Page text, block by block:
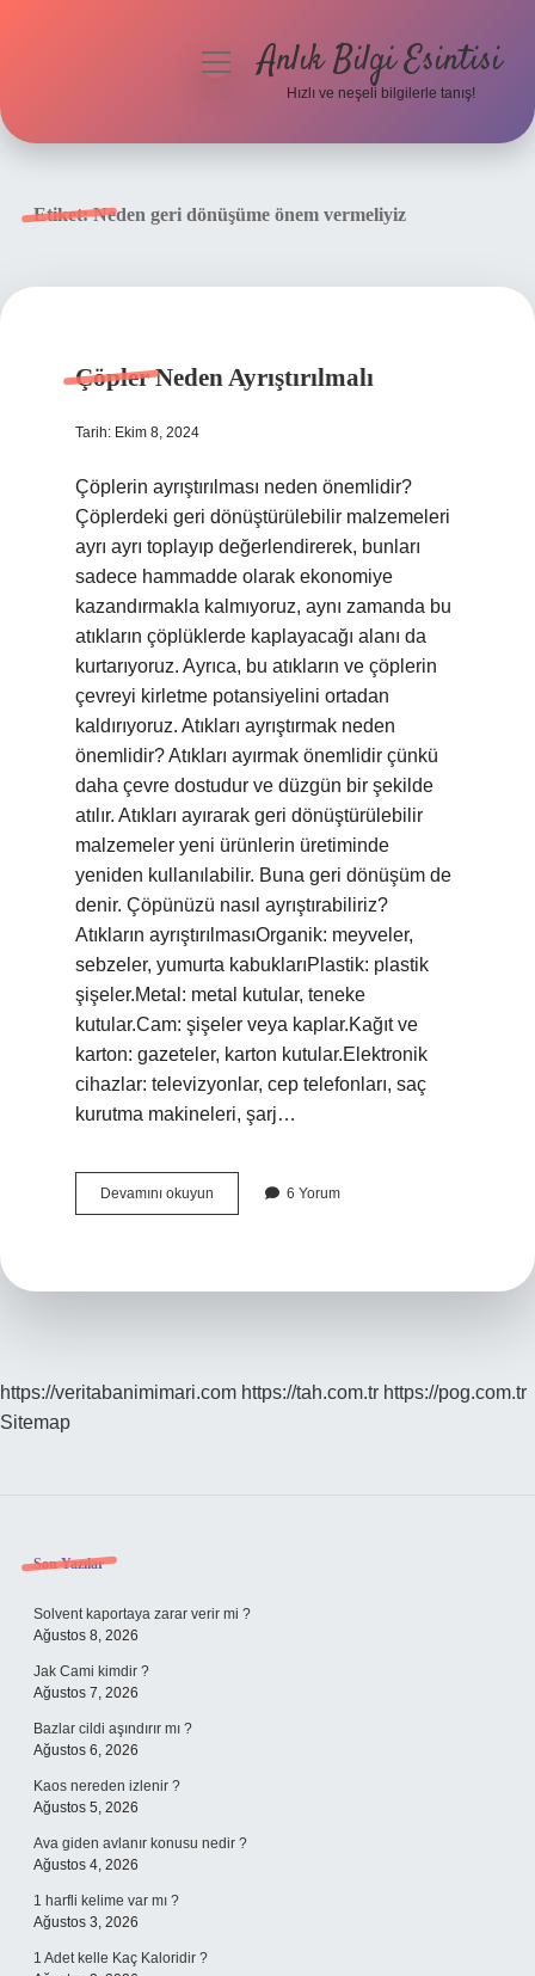
menüyüAnlık Bilgi Esintisi
Hızlı ve neşeli bilgilerle tanış!
Etiket:Neden geri dönüşüme önem vermeliyiz
Çöpler Neden Ayrıştırılmalı
Tarih: Ekim 8, 2024
Çöplerin ayrıştırılması neden önemlidir?
Çöplerdeki geri dönüştürülebilir malzemeleri
ayrı ayrı toplayıp değerlendirerek, bunları
sadece hammadde olarak ekonomiye
kazandırmakla kalmıyoruz, aynı zamanda bu
atıkların çöplüklerde kaplayacağı alanı da
kurtarıyoruz. Ayrıca, bu atıkların ve çöplerin
çevreyi kirletme potansiyelini ortadan
kaldırıyoruz. Atıkları ayrıştırmak neden
önemlidir? Atıkları ayırmak önemlidir çünkü
daha çevre dostudur ve düzgün bir şekilde
atılır. Atıkları ayırarak geri dönüştürülebilir
malzemeler yeni ürünlerin üretiminde
yeniden kullanılabilir. Buna geri dönüşüm de
denir. Çöpünüzü nasıl ayrıştırabiliriz?
Atıkların ayrıştırılmasıOrganik: meyveler,
sebzeler, yumurta kabuklarıPlastik: plastik
şişeler.Metal: metal kutular, teneke
kutular.Cam: şişeler veya kaplar.Kağıt ve
karton: gazeteler, karton kutular.Elektronik
cihazlar: televizyonlar, cep telefonları, saç
kurutma makineleri, şarj…
Devamını okuyun
Neden
6 Yorum
https://veritabanimimari.com https://tah.com.tr https://pog.com.tr
Sitemap
Sidebar
Son Yazılar
Solvent kaportaya zarar verir mi ?
Ağustos 8, 2026
Jak Cami kimdir ?
Ağustos 7, 2026
Bazlar cildi aşındırır mı ?
Ağustos 6, 2026
Kaos nereden izlenir ?
Ağustos 5, 2026
Ava giden avlanır konusu nedir ?
Ağustos 4, 2026
1 harfli kelime var mı ?
Ağustos 3, 2026
1 Adet kelle Kaç Kaloridir ?